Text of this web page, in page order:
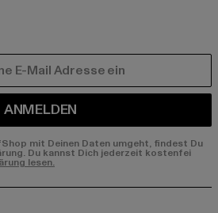
ANMELDEN
mit Deinen Daten umgeht, findest Du
Du kannst Dich jederzeit kostenfei
lesen.